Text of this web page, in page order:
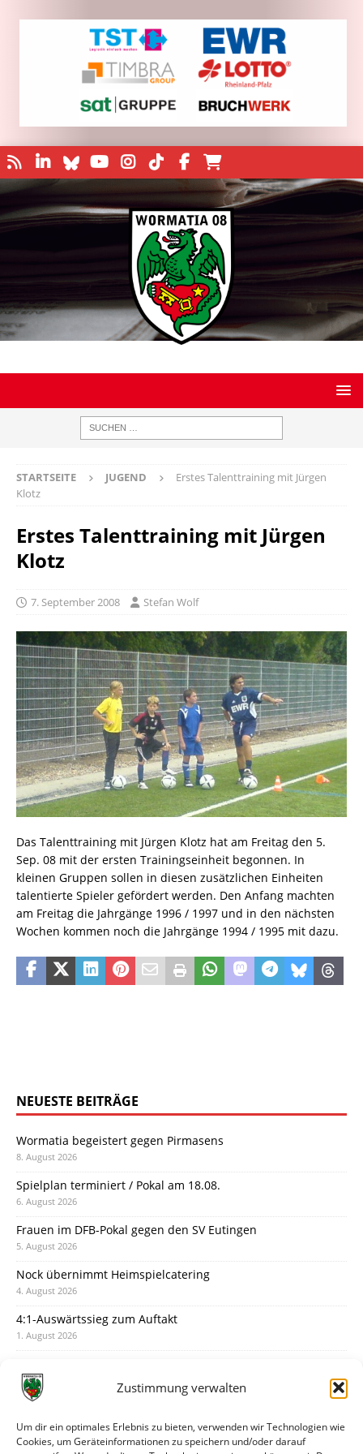
Zustimmung verwalten
Um dir ein optimales Erlebnis zu bieten, verwenden wir Technologien wie
Cookies, um Geräteinformationen zu speichern und/oder darauf
STARTSEITE JUGEND
Erstes Talenttraining mit Jürgen
Klotz
Erstes Talenttraining mit Jürgen
Klotz
7. September 2008 Stefan Wolf
Das Talenttraining mit Jürgen Klotz hat am Freitag den 5.
Sep. 08 mit der ersten Trainingseinheit begonnen. In
kleinen Gruppen sollen in diesen zusätzlichen Einheiten
talentierte Spieler gefördert werden. Den Anfang machten
am Freitag die Jahrgänge 1996 / 1997 und in den nächsten
Wochen kommen noch die Jahrgänge 1994 / 1995 mit dazu.
NEUESTE BEITRÄGE
Wormatia begeistert gegen Pirmasens
8. August 2026
Spielplan terminiert / Pokal am 18.08.
6. August 2026
Frauen im DFB-Pokal gegen den SV Eutingen
5. August 2026
Nock übernimmt Heimspielcatering
4. August 2026
4:1-Auswärtssieg zum Auftakt
1. August 2026
31. Juli 2026
30. Juli 2026